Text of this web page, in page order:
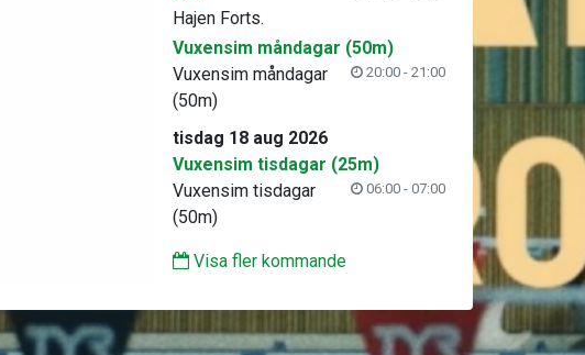
Hajen Forts.
Vuxensim måndagar (50m)
20:00 - 21:00
Vuxensim måndagar
(50m)
tisdag 18 aug 2026
Vuxensim tisdagar (25m)
06:00 - 07:00
Vuxensim tisdagar
(50m)
Visa fler kommande